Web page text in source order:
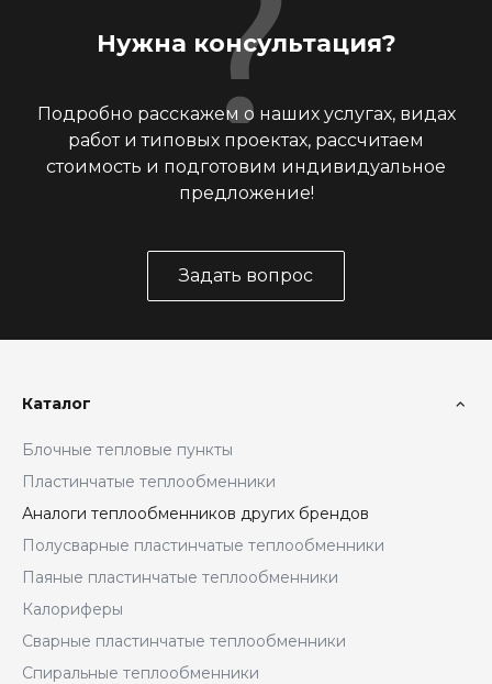
Нужна консультация?
Подробно расскажем о наших услугах, видах
работ и типовых проектах, рассчитаем
стоимость и подготовим индивидуальное
предложение!
Задать вопрос
Каталог
Блочные тепловые пункты
Пластинчатые теплообменники
Аналоги теплообменников других брендов
Полусварные пластинчатые теплообменники
Паяные пластинчатые теплообменники
Калориферы
Сварные пластинчатые теплообменники
Спиральные теплообменники